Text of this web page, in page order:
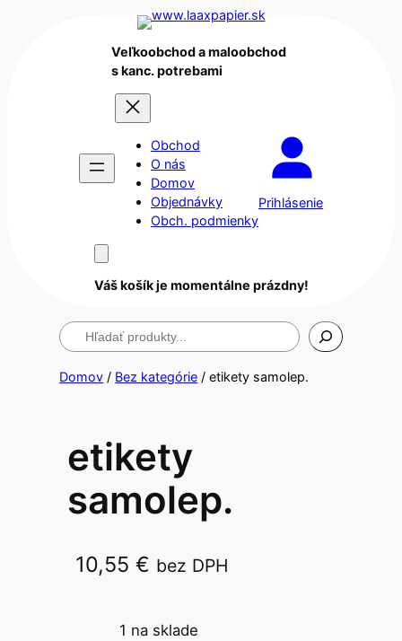
Veľkoobchod a maloobchod
s kanc. potrebami
Obchod
O nás
Domov
Objednávky
Obch. podmienky
Prihlásenie
Váš košík je momentálne prázdny!
Hľadanie
Domov / Bez kategórie / etikety samolep.
etikety
samolep.
10,55€ bez DPH
1 na sklade